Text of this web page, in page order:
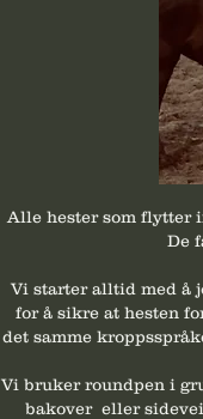
Alle hester som flytter
De
Vi starter alltid med å
for å sikre at hesten
det samme
Vi bruker roundpen i
bakover eller